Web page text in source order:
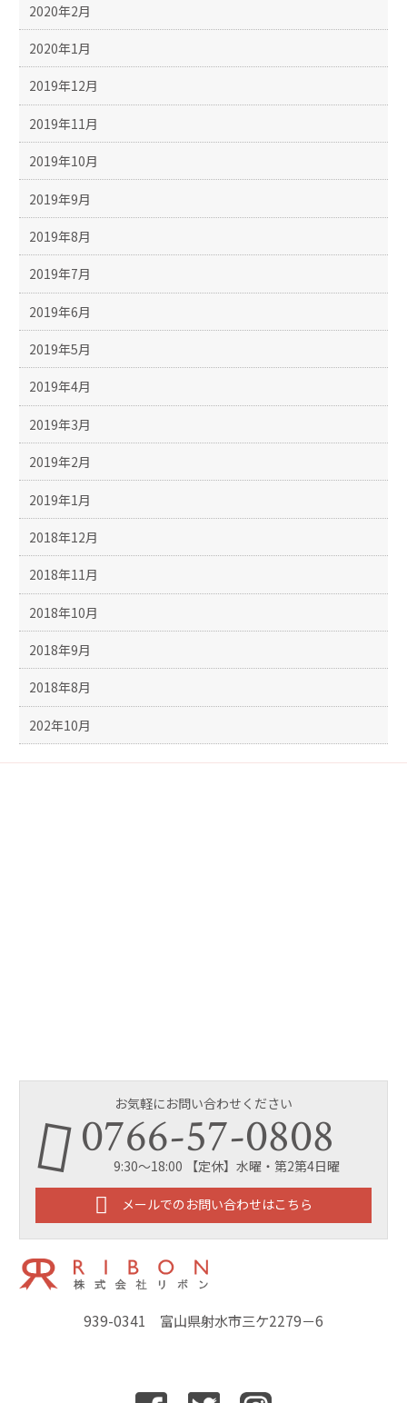
2020年2月
2020年1月
2019年12月
2019年11月
2019年10月
2019年9月
2019年8月
2019年7月
2019年6月
2019年5月
2019年4月
2019年3月
2019年2月
2019年1月
2018年12月
2018年11月
2018年10月
2018年9月
2018年8月
202年10月
939-0341 富山県射水市三ケ2279－6
お気軽にお問い合わせください
0766-57-0808
9:30～18:00 【定休】水曜・第2第4日曜
メールでのお問い合わせはこちら